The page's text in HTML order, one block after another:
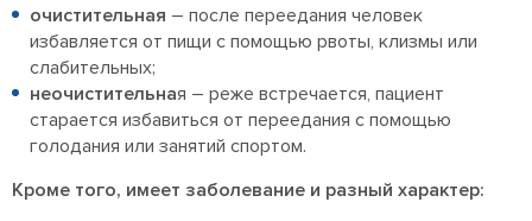
очистительная – после переедания человек
избавляется от пищи с помощью рвоты, клизмы или
слабительных;
неочистительная – реже встречается, пациент
старается избавиться от переедания с помощью
голодания или занятий спортом.
Кроме того, имеет заболевание и разный характер: